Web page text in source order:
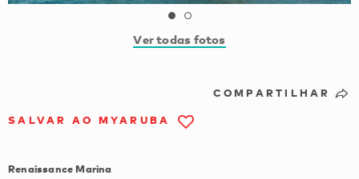
Ver todas fotos
COMPARTILHAR
SALVAR AO MYARUBA
Renaissance Marina